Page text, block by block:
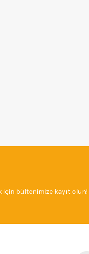
için bültenimize kayıt olun!